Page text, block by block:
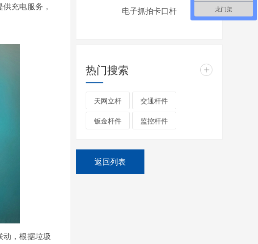
充电服务，
，根据垃圾
电子抓拍卡口杆
热门搜索 +
天网立杆 交通杆件
钣金杆件 监控杆件
返回列表
龙门架